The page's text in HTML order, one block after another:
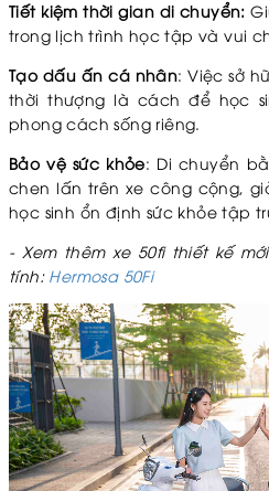
Tiết kiệm thời gian di chuyển:
trong lịch trình học tập và vui
Tạo dấu ấn cá nhân: Việc sở
thời thượng là cách để học
phong cách sống riêng.
Bảo vệ sức khỏe: Di chuyển
chen lấn trên xe công cộng,
học sinh ổn định sức khỏe tập
- Xem thêm xe 50fi thiết kế
tính: Hermosa 50Fi